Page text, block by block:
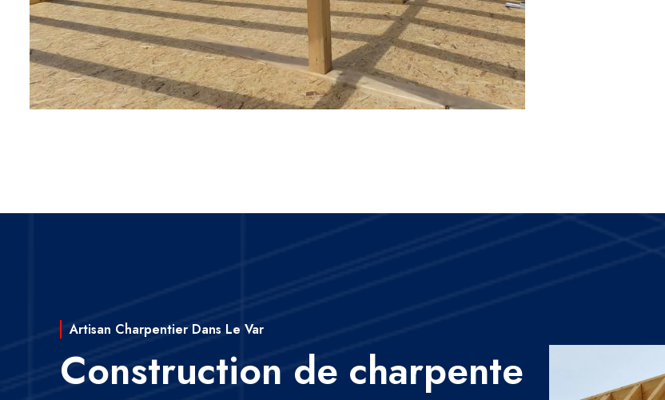
Artisan Charpentier Dans Le Var
Construction de charpente